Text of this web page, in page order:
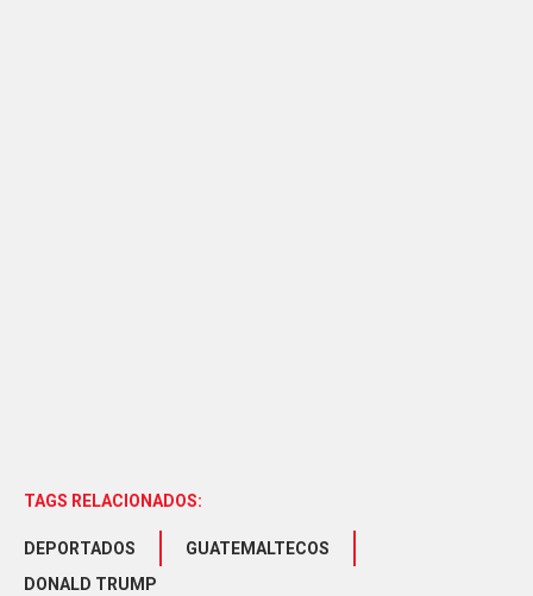
TAGS RELACIONADOS:
DEPORTADOS
GUATEMALTECOS
DONALD TRUMP